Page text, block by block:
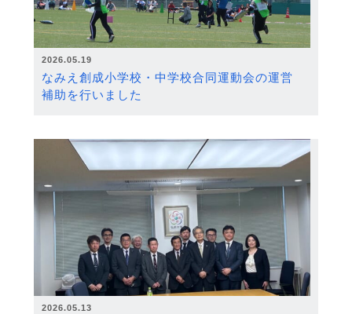
2026.05.19
なみえ創成小学校・中学校合同運動会の運営
補助を行いました
2026.05.13